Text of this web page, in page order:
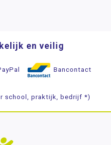
en veilig
Bancontact
school, praktijk, bedrijf *)